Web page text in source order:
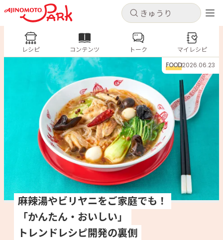
キャンセル
ログインするとレシピを保存できます
ログイン 新規登録
ホーム
コンテンツ
レシピ
トーク
よくあるお問い合わせ
キャンセル
レシピ コンテンツ
人気の食材・レシピ
きゅうり なす トマト
とうもろこし
ピーマン
みょうが ゴーヤ
レシピ コンテンツ トーク マイレシピ
麻辣湯やビリヤニをご家庭でも！
「かんたん・おいしい」
トレンドレシピ開発の裏側
FOOD2026.06.23